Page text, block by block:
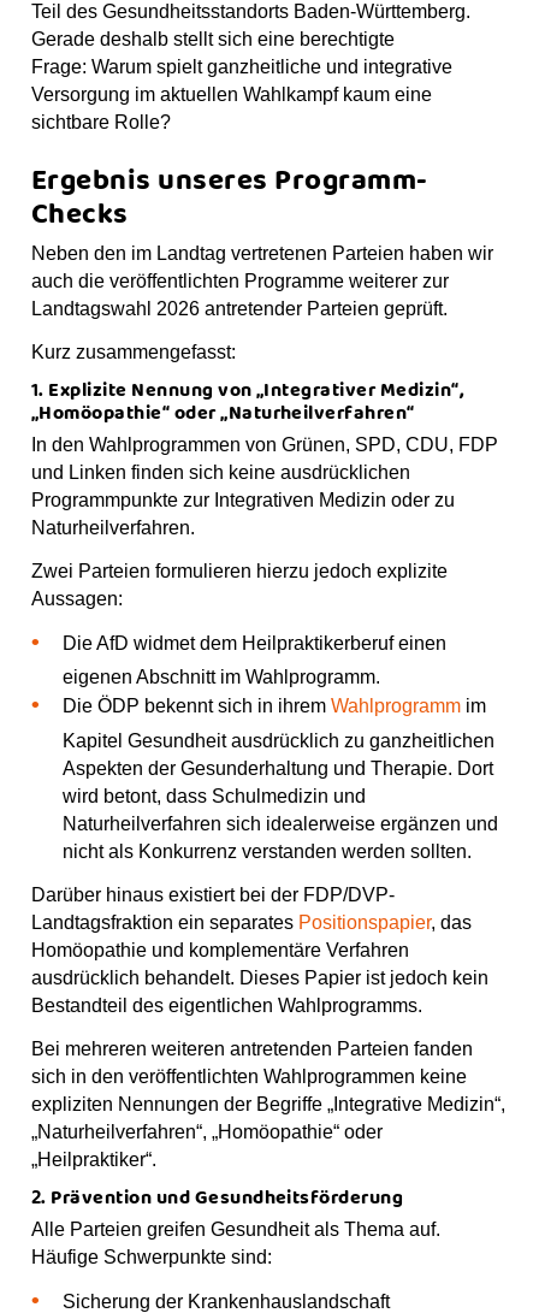
Teil des Gesundheitsstandorts Baden-Württemberg.
Gerade deshalb stellt sich eine berechtigte
Frage: Warum spielt ganzheitliche und integrative
Versorgung im aktuellen Wahlkampf kaum eine
sichtbare Rolle?
Ergebnis unseres Programm-
Checks
Neben den im Landtag vertretenen Parteien haben wir
auch die veröffentlichten Programme weiterer zur
Landtagswahl 2026 antretender Parteien geprüft.
Kurz zusammengefasst:
1. Explizite Nennung von „Integrativer Medizin“,
„Homöopathie“ oder „Naturheilverfahren“
In den Wahlprogrammen von Grünen, SPD, CDU, FDP
und Linken finden sich keine ausdrücklichen
Programmpunkte zur Integrativen Medizin oder zu
Naturheilverfahren.
Zwei Parteien formulieren hierzu jedoch explizite
Aussagen:
Die AfD widmet dem Heilpraktikerberuf einen
eigenen Abschnitt im Wahlprogramm.
Die ÖDP bekennt sich in ihrem Wahlprogramm im
Kapitel Gesundheit ausdrücklich zu ganzheitlichen
Aspekten der Gesunderhaltung und Therapie. Dort
wird betont, dass Schulmedizin und
Naturheilverfahren sich idealerweise ergänzen und
nicht als Konkurrenz verstanden werden sollten.
Darüber hinaus existiert bei der FDP/DVP-
Landtagsfraktion ein separates Positionspapier, das
Homöopathie und komplementäre Verfahren
ausdrücklich behandelt. Dieses Papier ist jedoch kein
Bestandteil des eigentlichen Wahlprogramms.
Bei mehreren weiteren antretenden Parteien fanden
sich in den veröffentlichten Wahlprogrammen keine
expliziten Nennungen der Begriffe „Integrative Medizin“,
„Naturheilverfahren“, „Homöopathie“ oder
„Heilpraktiker“.
2. Prävention und Gesundheitsförderung
Alle Parteien greifen Gesundheit als Thema auf.
Häufige Schwerpunkte sind:
Sicherung der Krankenhauslandschaft